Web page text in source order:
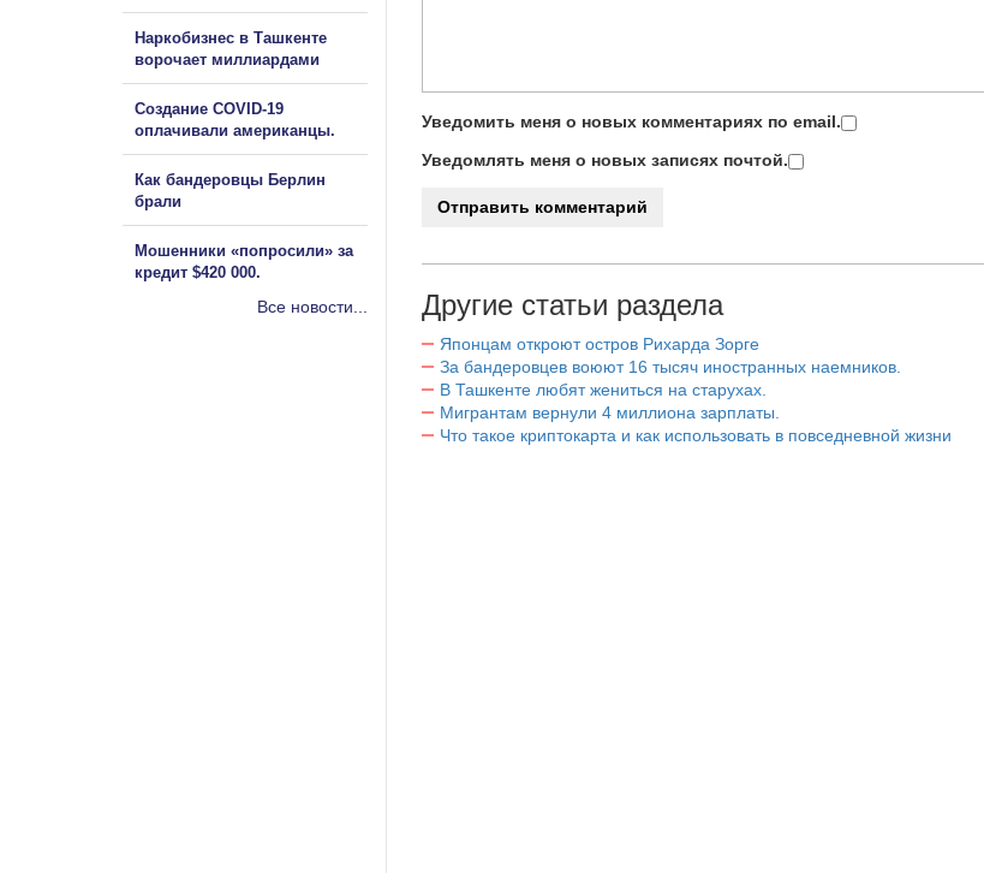
Уведомить меня о новых комментариях по email.
Уведомлять меня о новых записях почтой.
Другие статьи раздела
Японцам откроют остров Рихарда Зорге
За бандеровцев воюют 16 тысяч иностранных наемников.
В Ташкенте любят жениться на старухах.
Мигрантам вернули 4 миллиона зарплаты.
Что такое криптокарта и как использовать в повседневной жизни
Наркобизнес в Ташкенте
ворочает миллиардами
Создание COVID-19
оплачивали американцы.
Как бандеровцы Берлин
брали
Мошенники «попросили» за
кредит $420 000.
Все новости...